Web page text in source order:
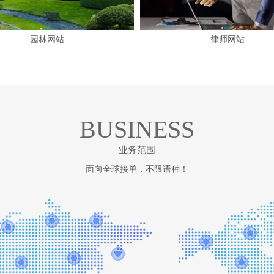
园林网站 律师网站
BUSINESS
—— 业务范围 ——
面向全球接单，不限语种！